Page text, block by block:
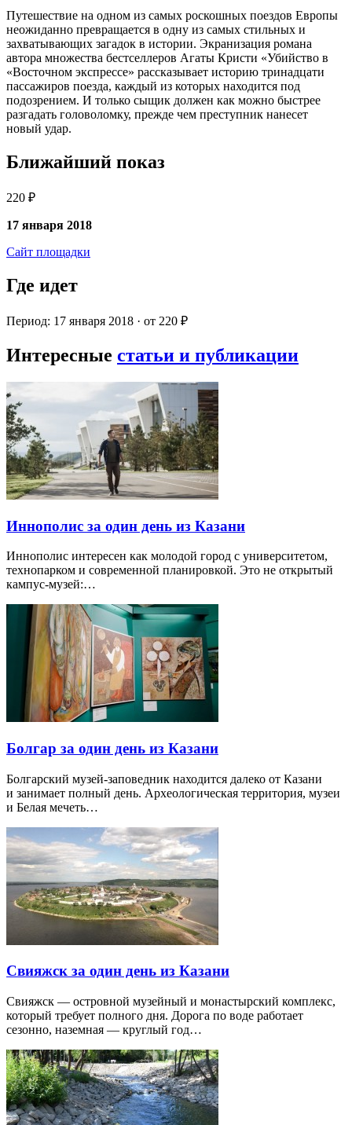
Путешествие на одном из самых роскошных поездов Европы
неожиданно превращается в одну из самых стильных и
захватывающих загадок в истории. Экранизация романа
автора множества бестселлеров Агаты Кристи «Убийство в
«Восточном экспрессе» рассказывает историю тринадцати
пассажиров поезда, каждый из которых находится под
подозрением. И только сыщик должен как можно быстрее
разгадать головоломку, прежде чем преступник нанесет
новый удар.
Ближайший показ
220 ₽
17 января 2018
Сайт площадки
Где идет
Период: 17 января 2018 · от 220 ₽
Интересные статьи и публикации
Иннополис за один день из Казани
Иннополис интересен как молодой город с университетом,
технопарком и современной планировкой. Это не открытый
кампус-музей:…
Болгар за один день из Казани
Болгарский музей-заповедник находится далеко от Казани
и занимает полный день. Археологическая территория, музеи
и Белая мечеть…
Свияжск за один день из Казани
Свияжск — островной музейный и монастырский комплекс,
который требует полного дня. Дорога по воде работает
сезонно, наземная — круглый год…